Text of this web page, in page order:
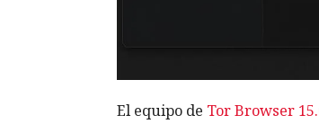
El equipo de Tor Browser